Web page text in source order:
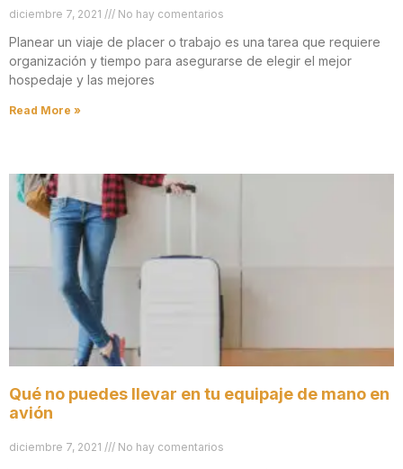
diciembre 7, 2021 No hay comentarios
Planear un viaje de placer o trabajo es una tarea que requiere
organización y tiempo para asegurarse de elegir el mejor
hospedaje y las mejores
Read More »
Qué no puedes llevar en tu equipaje de mano en
avión
diciembre 7, 2021 No hay comentarios